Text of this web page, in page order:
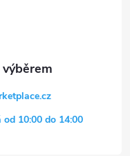
10:00 do 14:00